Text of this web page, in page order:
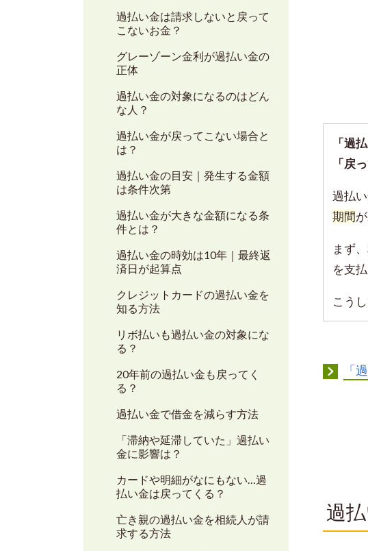
「過
「戻
過払
期間
まず
を支
こう
「
過
過払い金は請求しないと戻って
こないお金？
グレーゾーン金利が過払い金の
正体
過払い金の対象になるのはどん
な人？
過払い金が戻ってこない場合と
は？
過払い金の目安｜発生する金額
は条件次第
過払い金が大きな金額になる条
件とは？
過払い金の時効は10年｜最終返
済日が起算点
クレジットカードの過払い金を
知る方法
リボ払いも過払い金の対象にな
る？
20年前の過払い金も戻ってく
る？
過払い金で借金を減らす方法
「滞納や延滞していた」過払い
金に影響は？
カードや明細がなにもない…過
払い金は戻ってくる？
亡き親の過払い金を相続人が請
求する方法